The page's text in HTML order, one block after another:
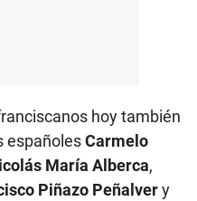
hoy también
españolesCarmelo
María Alberca,
Piñazo Peñalvery